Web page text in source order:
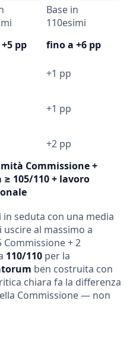
Base in
110esimi
pp
fino a +6 pp
+1 pp
+1 pp
+2 pp
Commissione +
≥ 105/110 + lavoro
seduta con una media
al massimo a
+ 2
110/110 per la
ben costruita con
chiara fa la differenza
Commissione — non